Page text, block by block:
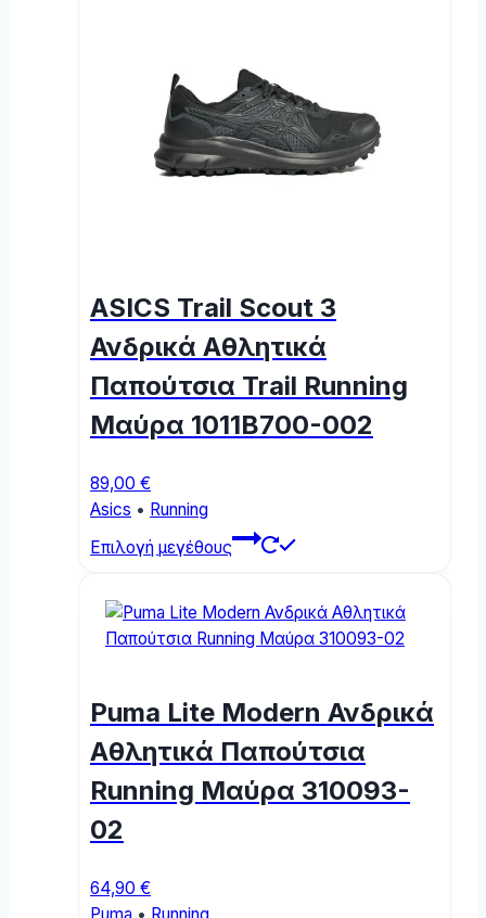
ASICS Trail Scout 3
Ανδρικά Αθλητικά
Παπούτσια Trail Running
Μαύρα 1011B700-002
89,00 €
Asics • Running
Επιλογή μεγέθους
multiple
variants.
may
be
chosen
on
Puma Lite Modern Ανδρικά
Αθλητικά Παπούτσια
Running Μαύρα 310093-
02
64,90 €
Puma • Running